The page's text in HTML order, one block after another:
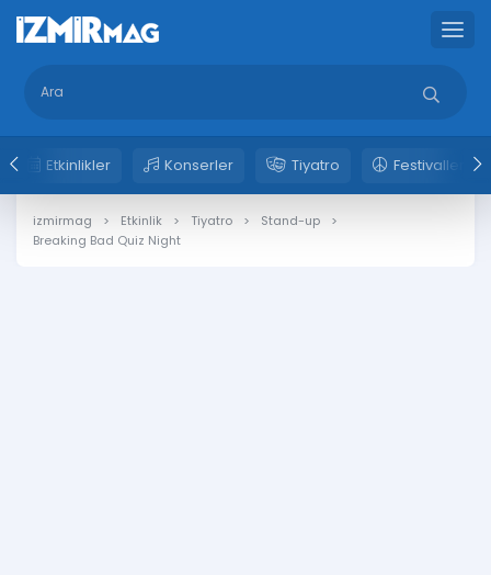
Etkinlikler Konserler Tiyatro Festivaller
izmirmag Etkinlik Tiyatro
Stand-up
Breaking Bad Quiz Night